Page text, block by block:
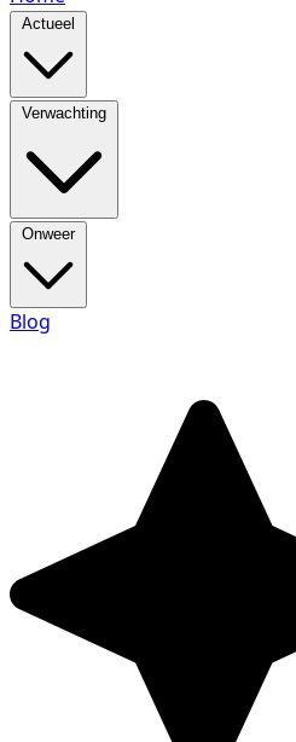
Actueel
Verwachting
Onweer
Blog